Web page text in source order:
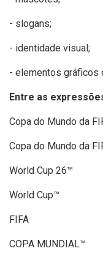
- slogans;
- identidade visual;
- elementos gráficos
Entre as
Copa do Mundo da
Copa do Mundo da
World Cup 26™
World Cup™
FIFA
COPA MUNDIAL™